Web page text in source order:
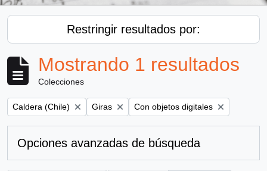
Restringir resultados por:
Mostrando 1 resultados
Colecciones
Remove filter:
Caldera (Chile) Remove filter:
Giras Remove filter:
Con objetos digitales
Opciones avanzadas de búsqueda